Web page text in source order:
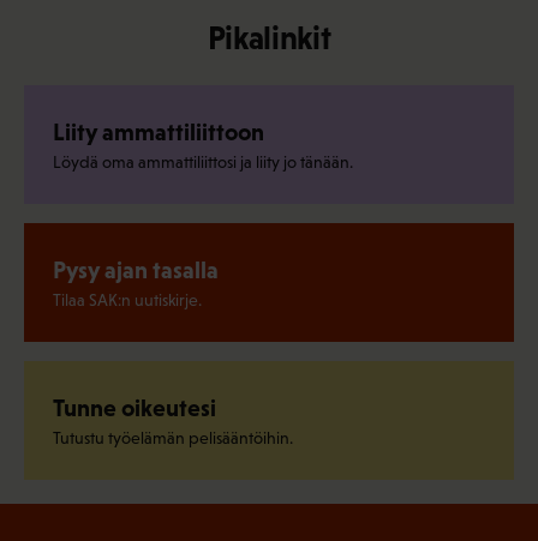
Pikalinkit
Liity ammattiliittoon
Löydä oma ammattiliittosi ja liity jo tänään.
Pysy ajan tasalla
Tilaa SAK:n uutiskirje.
Tunne oikeutesi
Tutustu työelämän pelisääntöihin.